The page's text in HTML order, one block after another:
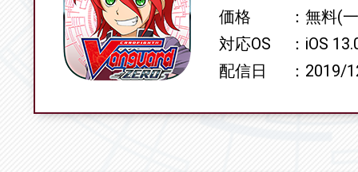
価格
無料(
対応OS
iOS
配信日
2019/